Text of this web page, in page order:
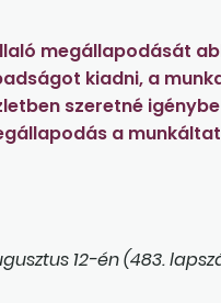
megállapodását
kiadni, a
szeretné
a
12-én (483.